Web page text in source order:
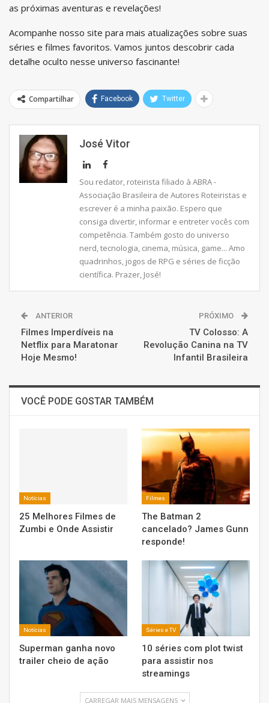
as próximas aventuras e revelações!
Acompanhe nosso site para mais atualizações sobre suas
séries e filmes favoritos. Vamos juntos descobrir cada
detalhe oculto nesse universo fascinante!
Compartilhar Facebook Twitter
José Vitor
Sou redator, roteirista filiado à ABRA -
Associação Brasileira de Autores Roteiristas e
escrever é a minha paixão. Espero que
consiga divertir, informar e entreter vocês com
competência. Também gosto do universo
nerd, tecnologia, cinema, música, game... Amo
quadrinhos, jogos de RPG e séries de ficção
científica. Prazer, José!
ANTERIOR
Filmes Imperdíveis na
Netflix para Maratonar
Hoje Mesmo!
PRÓXIMO
TV Colosso: A
Revolução Canina na TV
Infantil Brasileira
VOCÊ PODE GOSTAR TAMBÉM
Notícias
25 Melhores Filmes de
Zumbi e Onde Assistir
Filmes
The Batman 2
cancelado? James Gunn
responde!
Notícias
Superman ganha novo
trailer cheio de ação
Séries e TV
10 séries com plot twist
para assistir nos
streamings
CARREGAR MAIS MENSAGENS